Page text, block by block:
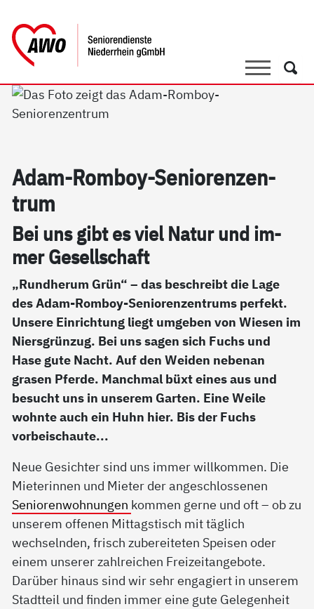
SucheSuche
Adam-Rom­boy-Se­nio­ren­zen­
trum
Bei uns gibt es viel Na­tur und im­
mer Ge­sell­schaft
„Rundherum Grün“ – das beschreibt die Lage
des Adam-Romboy-Seniorenzentrums perfekt.
Unsere Einrichtung liegt umgeben von Wiesen im
Niersgrünzug. Bei uns sagen sich Fuchs und
Hase gute Nacht. Auf den Weiden nebenan
grasen Pferde. Manchmal büxt eines aus und
besucht uns in unserem Garten. Eine Weile
wohnte auch ein Huhn hier. Bis der Fuchs
vorbeischaute...
Neue Gesichter sind uns immer willkommen. Die
Mieterinnen und Mieter der angeschlossenen
Seniorenwohnungen kommen gerne und oft – ob zu
unserem offenen Mittagstisch mit täglich
wechselnden, frisch zubereiteten Speisen oder
einem unserer zahlreichen Freizeitangebote.
Darüber hinaus sind wir sehr engagiert in unserem
Stadtteil und finden immer eine gute Gelegenheit